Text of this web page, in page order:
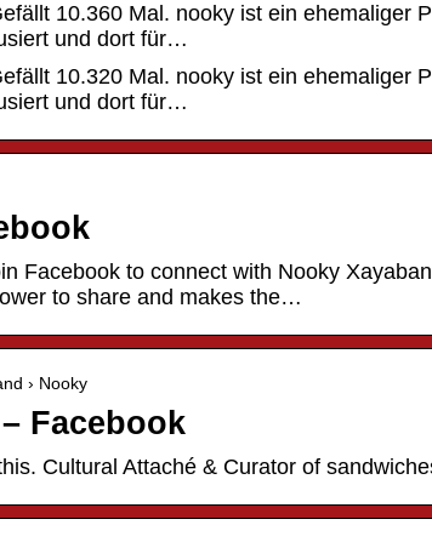
10.360 Mal. nooky ist ein ehemaliger
und dort für…
10.320 Mal. nooky ist ein ehemaliger
und dort für…
Facebook to connect with Nooky
to share and makes the…
› Nooky
Facebook
Cultural Attaché & Curator of